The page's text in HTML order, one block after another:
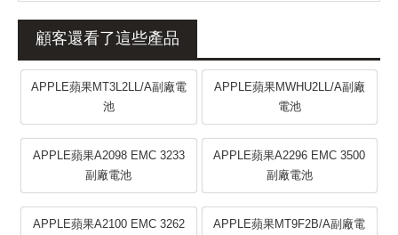
顧客還看了這些產品
APPLE蘋果MT3L2LL/A副廠電
池
APPLE蘋果MWHU2LL/A副廠
電池
APPLE蘋果A2098 EMC 3233
副廠電池
APPLE蘋果A2296 EMC 3500
副廠電池
APPLE蘋果A2100 EMC 3262
APPLE蘋果MT9F2B/A副廠電